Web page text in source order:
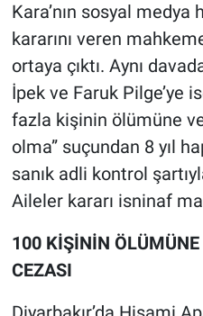
Kara’nın sosyal medya
kararını veren
ortaya çıktı. Aynı
İpek ve Faruk Pilge’ye
fazla kişinin ölümüne
olma” suçundan 8 yıl
sanık adli kontrol
Aileler kararı isninaf
100 KİŞİNİN
CEZASI